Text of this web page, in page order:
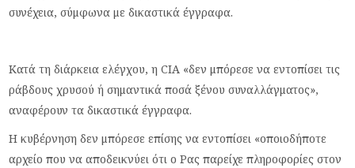
συνέχεια, σύμφωνα με δικαστικά έγγραφα.
Κατά τη διάρκεια ελέγχου, η CIA «δεν μπόρεσε να εντοπίσει τις
ράβδους χρυσού ή σημαντικά ποσά ξένου συναλλάγματος»,
αναφέρουν τα δικαστικά έγγραφα.
Η κυβέρνηση δεν μπόρεσε επίσης να εντοπίσει «οποιοδήποτε
αρχείο που να αποδεικνύει ότι ο Ρας παρείχε πληροφορίες στον